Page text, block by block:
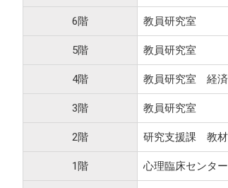
6階 教員研究室
5階 教員研究室
4階 教員研究室 経
3階 教員研究室
2階 研究支援課 教
1階 心理臨床センター